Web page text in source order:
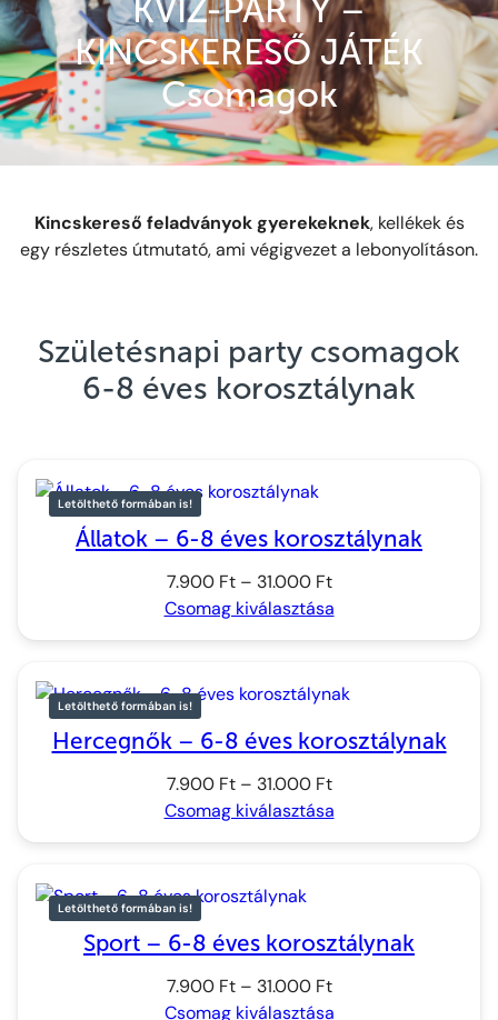
KVÍZ-PARTY –
KINCSKERESŐ JÁTÉK
Csomagok
Kincskereső feladványok gyerekeknek, kellékek és
egy részletes útmutató, ami végigvezet a lebonyolításon.
Születésnapi party csomagok
6-8 éves korosztálynak
Letölthető formában is!
Állatok – 6-8 éves korosztálynak
7.900 Ft – 31.000 FtÁrtartomány:
7.900 Ft
–
Csomag kiválasztása
Letölthető formában is!
Hercegnők – 6-8 éves korosztálynak
7.900 Ft – 31.000 FtÁrtartomány:
7.900 Ft
–
Csomag kiválasztása
Letölthető formában is!
Sport – 6-8 éves korosztálynak
7.900 Ft – 31.000 FtÁrtartomány:
7.900 Ft
Csomag kiválasztása